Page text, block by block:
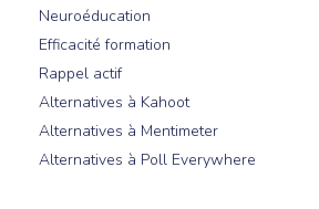
Neuroéducation
Efficacité formation
Rappel actif
Alternatives à Kahoot
Alternatives à Mentimeter
Alternatives à Poll Everywhere